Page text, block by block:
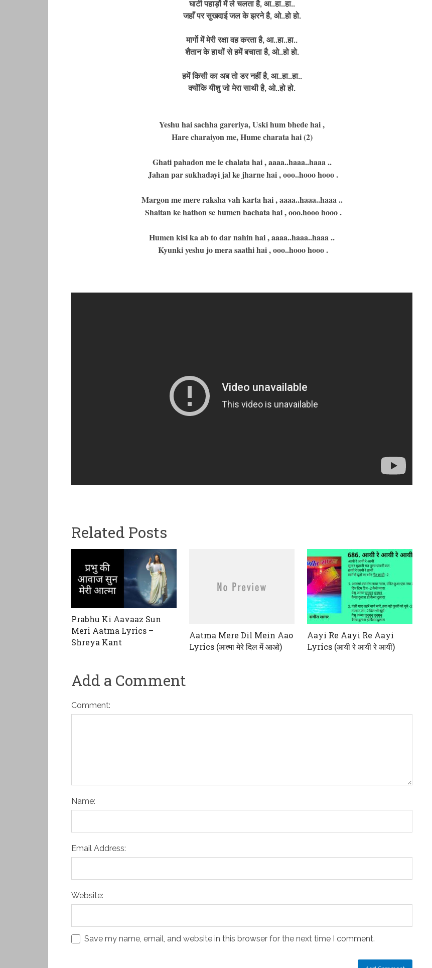
घाटी पहाड़ों में ले चलता है, आ..हा..हा..
जहाँ पर सुखदाई जल के झरने है, ओ..हो हो.
मार्गो में मेरी रक्षा वह करता है, आ..हा..हा..
शैतान के हाथों से हमें बचाता है, ओ..हो हो.
हमें किसी का अब तो डर नहीं है, आ..हा..हा..
क्योंकि यीशु जो मेरा साथी है, ओ..हो हो.
Yeshu hai sachha gareriya, Uski hum bhede hai ,
Hare charaiyon me, Hume charata hai (2)
Ghati pahadon me le chalata hai , aaaa..haaa..haaa ..
Jahan par sukhadayi jal ke jharne hai , ooo..hooo hooo .
Margon me mere raksha vah karta hai , aaaa..haaa..haaa ..
Shaitan ke hathon se humen bachata hai , ooo.hooo hooo .
Humen kisi ka ab to dar nahin hai , aaaa..haaa..haaa ..
Kyunki yeshu jo mera saathi hai , ooo..hooo hooo .
Related Posts
Prabhu Ki Aavaaz Sun
Meri Aatma Lyrics –
Shreya Kant
Aatma Mere Dil Mein Aao
Lyrics (आत्मा मेरे दिल में आओ)
Aayi Re Aayi Re Aayi
Lyrics (आयी रे आयी रे आयी)
Add a Comment
Comment:
Name:
Email Address:
Website:
Save my name, email, and website in this browser for the next time I comment.